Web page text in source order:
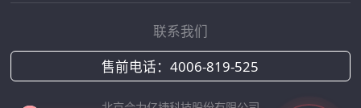
联系我们
售前电话：4006-819-525